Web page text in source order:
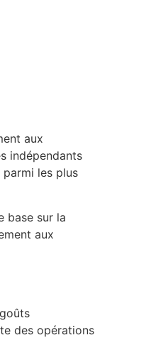
aux
indépendants
parmi les plus
base sur la
aux
des opérations